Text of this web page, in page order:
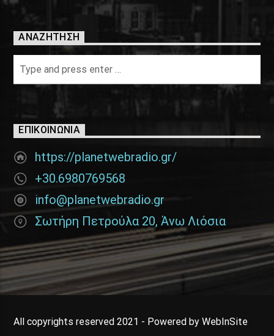
ΑΝΑΖΉΤΗΣΗ
ΕΠΙΚΟΙΝΩΝΊΑ
https://planetwebradio.gr/
+30.6980769568
info@planetwebradio.gr
Σωτήρη Πετρούλα 20, Άνω Λιόσια
All copyrights reserved 2021 - Powered by WebInSite